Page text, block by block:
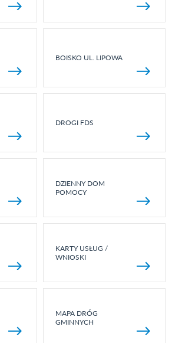
BOISKO UL. LIPOWA
DROGI FDS
DZIENNY DOM
POMOCY
KARTY USŁUG /
WNIOSKI
MAPA DRÓG
GMINNYCH